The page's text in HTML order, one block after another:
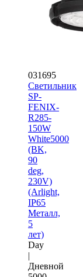
031695
Светильник
SP-
FENIX-
R285-
150W
White5000
(BK,
90
deg,
230V)
(Arlight,
IP65
Металл,
5
лет)
Day
|
Дневной